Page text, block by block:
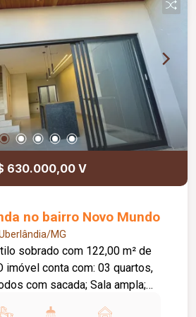
além de uma
proporcionando
para colaboradores e
um terreno de 476,00 m²,
para quem busca
e excelente localização
para a sua empresa!
630.000,00 V
no bairro Novo Mundo
MG
sobrado com 122,00 m² de
com sacada; Sala ampla;